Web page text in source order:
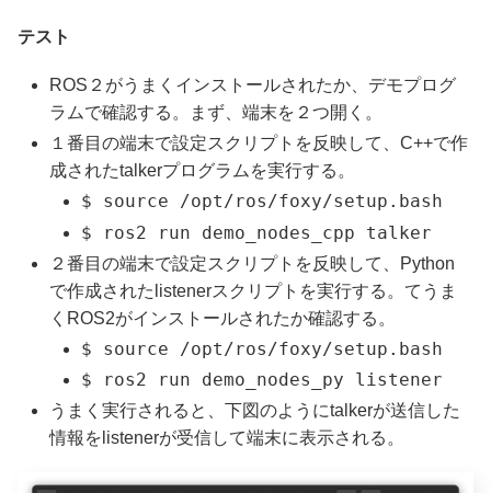
テスト
ROS２がうまくインストールされたか、デモプログ
ラムで確認する。まず、端末を２つ開く。
１番目の端末で設定スクリプトを反映して、C++で作
成されたtalkerプログラムを実行する。
$ source /opt/ros/foxy/setup.bash
$ ros2 run demo_nodes_cpp talker
２番目の端末で設定スクリプトを反映して、Python
で作成されたlistenerスクリプトを実行する。てうま
くROS2がインストールされたか確認する。
$ source /opt/ros/foxy/setup.bash
$ ros2 run demo_nodes_py listener
うまく実行されると、下図のようにtalkerが送信した
情報をlistenerが受信して端末に表示される。